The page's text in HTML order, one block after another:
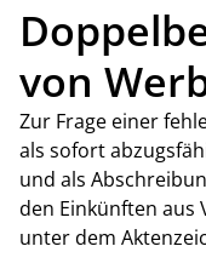
von
Zur Frage einer
als sofort
und als
den Einkünften aus
unter dem